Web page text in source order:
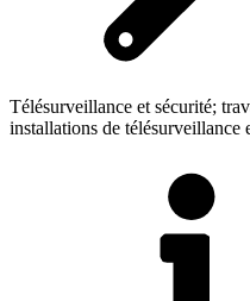
Télésurveillance et sécurité;
installations de télésurveillance